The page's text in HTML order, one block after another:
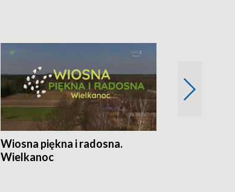
Wiosna piękna i radosna.
Wielkanoc